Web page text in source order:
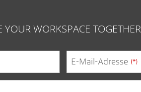
YOUR WORKSPACE
E-Mail-Adresse (*)